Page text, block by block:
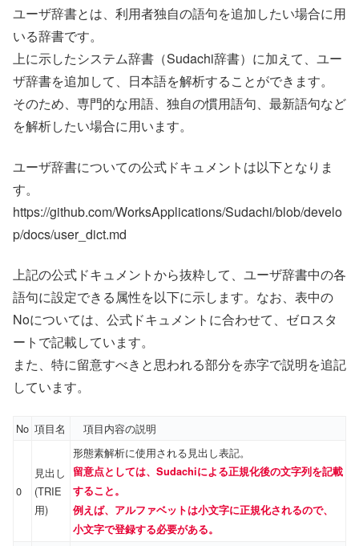
ユーザ辞書とは、利用者独自の語句を追加したい場合に用
いる辞書です。
上に示したシステム辞書（Sudachi辞書）に加えて、ユー
ザ辞書を追加して、日本語を解析することができます。
そのため、専門的な用語、独自の慣用語句、最新語句など
を解析したい場合に用います。
ユーザ辞書についての公式ドキュメントは以下となりま
す。
https://github.com/WorksApplications/Sudachi/blob/develo
p/docs/user_dict.md
上記の公式ドキュメントから抜粋して、ユーザ辞書中の各
語句に設定できる属性を以下に示します。なお、表中の
Noについては、公式ドキュメントに合わせて、ゼロスタ
ートで記載しています。
また、特に留意すべきと思われる部分を赤字で説明を追記
しています。
No 項目名 項目内容の説明
0
見出し
(TRIE
用)
形態素解析に使用される見出し表記。
留意点としては、Sudachiによる正規化後の文字列を記載
すること。
例えば、アルファベットは小文字に正規化されるので、
小文字で登録する必要がある。